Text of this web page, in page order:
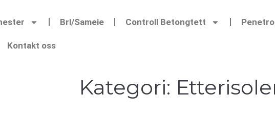
Brl/Sameie Controll Betongtett
Kontakt oss
Kategori: